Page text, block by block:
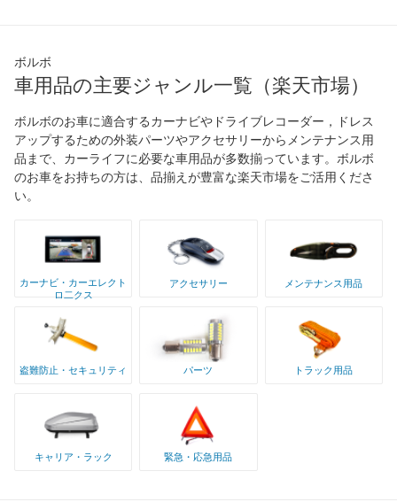
ボルボ
車用品の主要ジャンル一覧（楽天市場）
ボルボのお車に適合するカーナビやドライブレコーダー，ドレス
アップするための外装パーツやアクセサリーからメンテナンス用
品まで、カーライフに必要な車用品が多数揃っています。ボルボ
のお車をお持ちの方は、品揃えが豊富な楽天市場をご活用くださ
い。
カーナビ・カーエレクト
ロ二クス
アクセサリー メンテナンス用品
盗難防止・セキュリティ パーツ トラック用品
キャリア・ラック 緊急・応急用品